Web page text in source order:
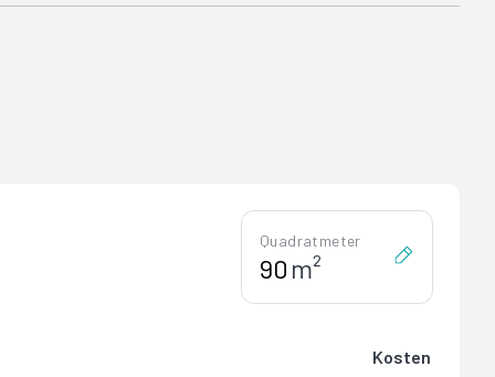
Quadratmeter
m²
Kosten